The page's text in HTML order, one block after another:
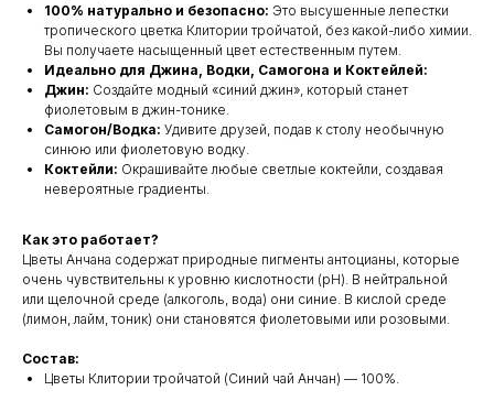
100% натурально и безопасно: Это высушенные лепестки
тропического цветка Клитории тройчатой, без какой-либо химии.
Вы получаете насыщенный цвет естественным путем.
Идеально для Джина, Водки, Самогона и Коктейлей:
Джин: Создайте модный «синий джин», который станет
фиолетовым в джин-тонике.
Самогон/Водка: Удивите друзей, подав к столу необычную
синюю или фиолетовую водку.
Коктейли: Окрашивайте любые светлые коктейли, создавая
невероятные градиенты.
Как это работает?
Цветы Анчана содержат природные пигменты антоцианы, которые
очень чувствительны к уровню кислотности (pH). В нейтральной
или щелочной среде (алкоголь, вода) они синие. В кислой среде
(лимон, лайм, тоник) они становятся фиолетовыми или розовыми.
Состав:
Цветы Клитории тройчатой (Синий чай Анчан) — 100%.